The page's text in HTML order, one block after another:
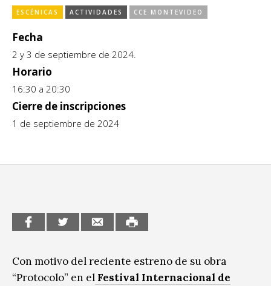
CCE en el interior/libros
Espacio itinerante de lectura infantil
Exposiciones
Formación
Género y Diversidad
Infantil y Juvenil
Sin categoría
ESCÉNICAS ACTIVIDADES CCE MONTEVIDEO
Fecha
2 y 3 de septiembre de 2024.
Horario
16:30 a 20:30
Cierre de inscripciones
1 de septiembre de 2024
Con motivo del reciente estreno de su obra
“Protocolo” en el Festival Internacional de